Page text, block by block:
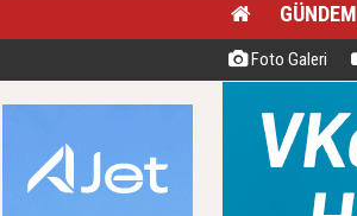
GÜNDEM
Foto Galeri